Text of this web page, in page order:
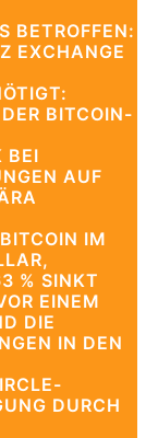
BETROFFEN:
EXCHANGE
BITCOIN-
BEI
AUF
IM
% SINKT
EINEM
DIE
IN DEN
DURCH